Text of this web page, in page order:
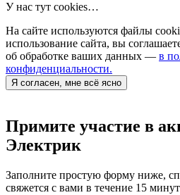
У нас тут cookies…
На сайте используются файлы
использование сайта, вы
об обработке ваших данных — в
конфиденциальности.
Я согласен, мне всё ясно
Примите участие в
Электрик
Заполните простую форму ниже,
свяжется с вами в течение 15 минут